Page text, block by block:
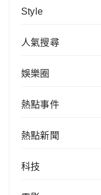
Style
人氣搜尋
娛樂圈
熱點事件
熱點新聞
科技